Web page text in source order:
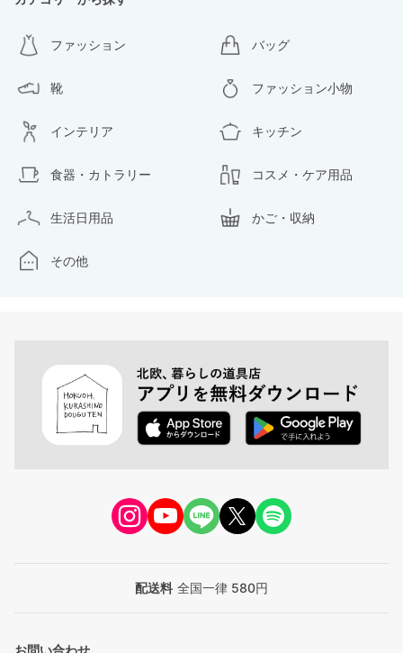
ファッション バッグ
靴 ファッション小物
インテリア キッチン
食器・カトラリー コスメ・ケア用品
生活日用品 かご・収納
その他
配送料 全国一律 580円
お問い合わせ